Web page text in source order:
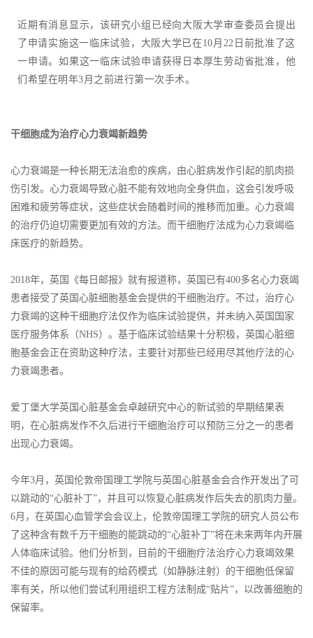
近期有消息显示，该研究小组已经向大阪大学审查委员会提出
了申请实施这一临床试验，大阪大学已在10月22日前批准了这
一申请。如果这一临床试验申请获得日本厚生劳动省批准，他
们希望在明年3月之前进行第一次手术。
干细胞成为治疗心力衰竭新趋势
心力衰竭是一种长期无法治愈的疾病，由心脏病发作引起的肌肉损
伤引发。心力衰竭导致心脏不能有效地向全身供血，这会引发呼吸
困难和疲劳等症状，这些症状会随着时间的推移而加重。心力衰竭
的治疗仍迫切需要更加有效的方法。而干细胞疗法成为心力衰竭临
床医疗的新趋势。
2018年，英国《每日邮报》就有报道称，英国已有400多名心力衰竭
患者接受了英国心脏细胞基金会提供的干细胞治疗。不过，治疗心
力衰竭的这种干细胞疗法仅作为临床试验提供，并未纳入英国国家
医疗服务体系（NHS）。基于临床试验结果十分积极，英国心脏细
胞基金会正在资助这种疗法，主要针对那些已经用尽其他疗法的心
力衰竭患者。
爱丁堡大学英国心脏基金会卓越研究中心的新试验的早期结果表
明，在心脏病发作不久后进行干细胞治疗可以预防三分之一的患者
出现心力衰竭。
今年3月，英国伦敦帝国理工学院与英国心脏基金会合作开发出了可
以跳动的“心脏补丁”，并且可以恢复心脏病发作后失去的肌肉力量。
6月，在英国心血管学会会议上，伦敦帝国理工学院的研究人员公布
了这种含有数千万干细胞的能跳动的“心脏补丁”将在未来两年内开展
人体临床试验。他们分析到，目前的干细胞疗法治疗心力衰竭效果
不佳的原因可能与现有的给药模式（如静脉注射）的干细胞低保留
率有关，所以他们尝试利用组织工程方法制成“贴片”，以改善细胞的
保留率。